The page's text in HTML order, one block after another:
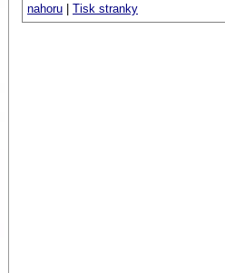
nahoru Tisk stranky